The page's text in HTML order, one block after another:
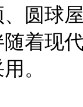
圆球
着现
。